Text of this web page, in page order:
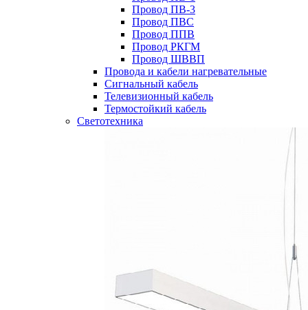
Провод ПВ-3
Провод ПВС
Провод ППВ
Провод РКГМ
Провод ШВВП
Провода и кабели нагревательные
Сигнальный кабель
Телевизионный кабель
Термостойкий кабель
Светотехника